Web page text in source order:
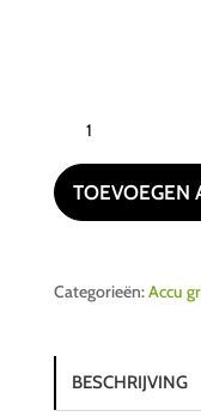
LM1702E-
SP(Complete
TOEVOEGEN
Categorieën:Accu
BESCHRIJVING